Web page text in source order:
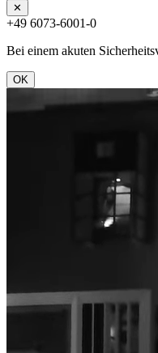
✕
+49 6073-6001-0
Bei einem akuten
OK